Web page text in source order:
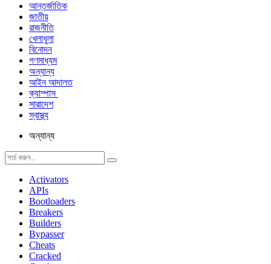
আন্তর্জাতিক
জাতীয়
রাজনীতি
খেলাধুলা
বিনোদন
গণমাধ্যম
অন্যান্য
আইন আদালত
ক্যাম্পাস
সারাদেশ
স্বাস্থ্য
অন্যান্য
Activators
APIs
Bootloaders
Breakers
Builders
Bypasser
Cheats
Cracked